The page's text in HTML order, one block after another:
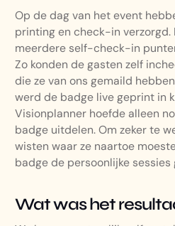
Op de dag van het event
printing en check-in verzorgd.
meerdere self-check-in
Zo konden de gasten zelf
die ze van ons gemaild
werd de badge live geprint in
Visionplanner hoefde alleen
badge uitdelen. Om zeker te
wisten waar ze naartoe
badge de persoonlijke sessies
Wat was het